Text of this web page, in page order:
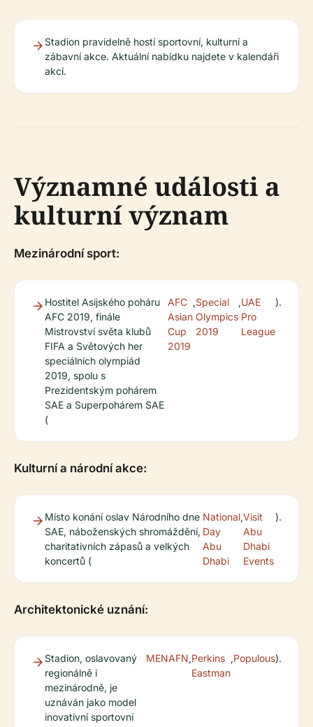
Stadion pravidelně hostí sportovní, kulturní a
zábavní akce. Aktuální nabídku najdete v kalendáři
akcí.
Významné události a
kulturní význam
Mezinárodní sport:
Hostitel Asijského poháru
AFC 2019, finále
Mistrovství světa klubů
FIFA a Světových her
speciálních olympiád
2019, spolu s
Prezidentským pohárem
SAE a Superpohárem SAE
(
AFC
Asian
Cup
2019
,Special
Olympics
2019
,UAE
Pro
League
).
Kulturní a národní akce:
Místo konání oslav Národního dne
SAE, náboženských shromáždění,
charitativních zápasů a velkých
koncertů (
National
Day
Abu
Dhabi
,Visit
Abu
Dhabi
Events
).
Architektonické uznání:
Stadion, oslavovaný
regionálně i
mezinárodně, je
uznáván jako model
inovativní sportovní
MENAFN,Perkins
Eastman
,Populous).